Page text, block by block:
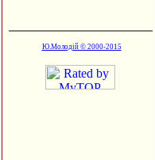
Ю.Молодій © 2000-2015